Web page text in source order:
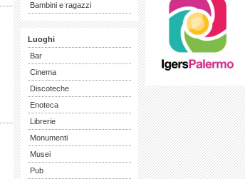
Bambini e ragazzi
Luoghi
Bar
Cinema
Discoteche
Enoteca
Librerie
Monumenti
Musei
Pub